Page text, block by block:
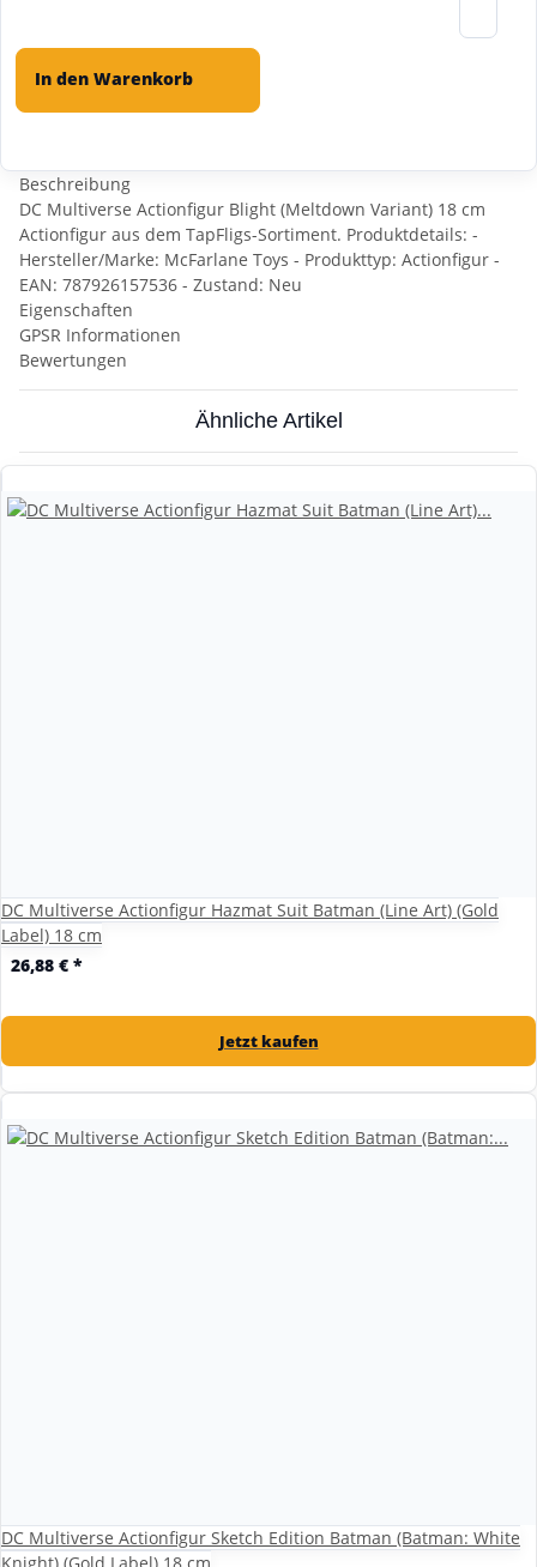
In den Warenkorb
Beschreibung
DC Multiverse Actionfigur Blight (Meltdown Variant) 18 cm
Actionfigur aus dem TapFligs-Sortiment. Produktdetails: -
Hersteller/Marke: McFarlane Toys - Produkttyp: Actionfigur -
EAN: 787926157536 - Zustand: Neu
Eigenschaften
GPSR Informationen
Bewertungen
Ähnliche Artikel
DC Multiverse Actionfigur Hazmat Suit Batman (Line Art) (Gold
Label) 18 cm
26,88 € *
Jetzt kaufen
DC Multiverse Actionfigur Sketch Edition Batman (Batman: White